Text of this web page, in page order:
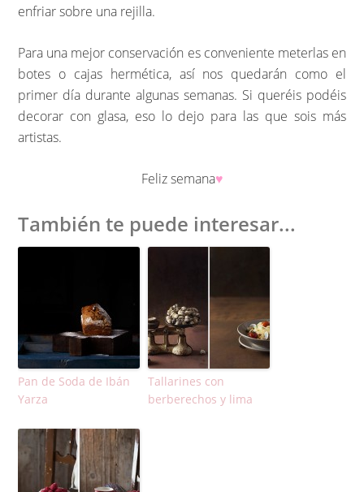
enfriar sobre una rejilla.
Para una mejor conservación es conveniente meterlas en
botes o cajas hermética, así nos quedarán como el
primer día durante algunas semanas. Si queréis podéis
decorar con glasa, eso lo dejo para las que sois más
artistas.
Feliz semana♥︎
También te puede interesar...
Pan de Soda de Ibán
Yarza
Tallarines con
berberechos y lima